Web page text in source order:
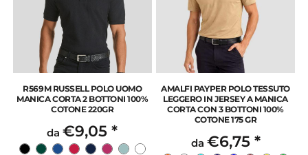
R569M RUSSELL POLO UOMO
MANICA CORTA 2 BOTTONI 100%
COTONE 220GR
da€9,05*
AMALFI PAYPER POLO TESSUTO
LEGGERO IN JERSEY A MANICA
CORTA CON 3 BOTTONI 100%
COTONE 175 GR
da €6,75 *